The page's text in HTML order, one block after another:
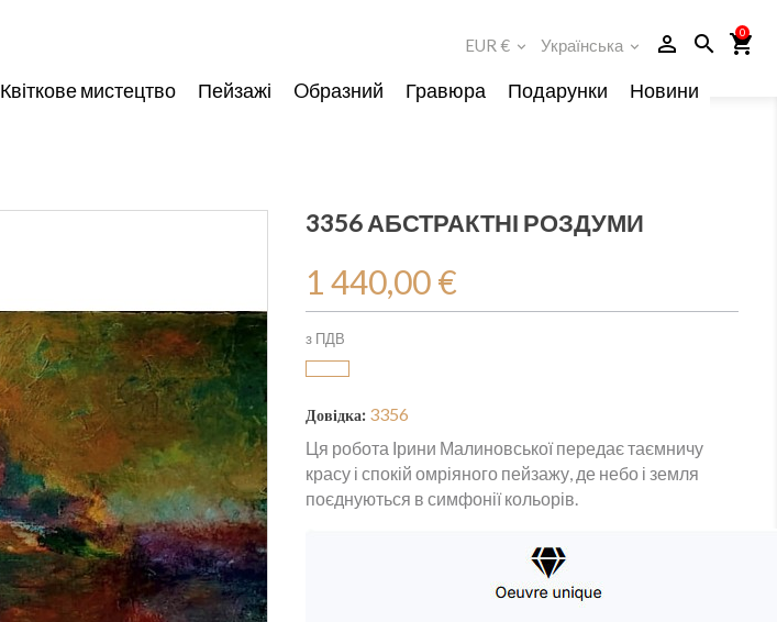
shopping_cart
0
search
person_outline
Українська expand_more
EUR € expand_more
Квіткове мистецтво Пейзажі Oбразний Гравюра Подарунки
Новини
3356 АБСТРАКТНІ РОЗДУМИ
1 440,00 €
з ПДВ
Довідка: 3356
Ця робота Ірини Малиновської передає таємничу
красу і спокій омріяного пейзажу, де небо і земля
поєднуються в симфонії кольорів.